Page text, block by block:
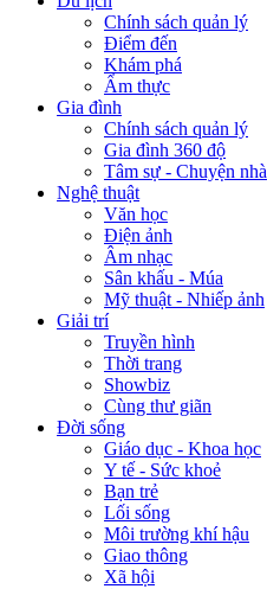
Chính sách quản lý
Điểm đến
Khám phá
Ẩm thực
Gia đình
Chính sách quản lý
Gia đình 360 độ
Tâm sự - Chuyện nhà
Nghệ thuật
Văn học
Điện ảnh
Âm nhạc
Sân khấu - Múa
Mỹ thuật - Nhiếp ảnh
Giải trí
Truyền hình
Thời trang
Showbiz
Cùng thư giãn
Đời sống
Giáo dục - Khoa học
Y tế - Sức khoẻ
Bạn trẻ
Lối sống
Môi trường khí hậu
Giao thông
Xã hội